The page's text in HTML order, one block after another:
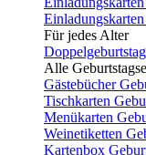
Für jedes Alter
Alle
Gästebücher
Tischkarten
Menükarten
Weinetiketten
Kartenbox